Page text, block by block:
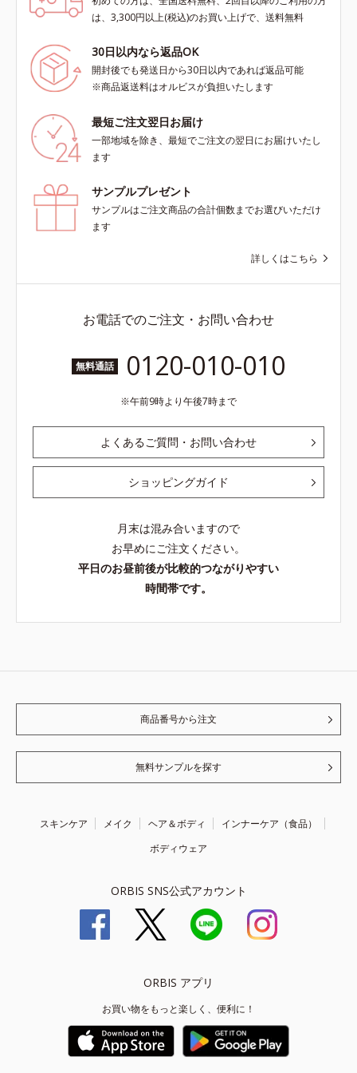
は、3,300円以上(税込)のお買い上げで、送料無料
30日以内なら返品OK
開封後でも発送日から30日以内であれば返品可能
※商品返送料はオルビスが負担いたします
最短ご注文翌日お届け
一部地域を除き、最短でご注文の翌日にお届けいたし
ます
サンプルプレゼント
サンプルはご注文商品の合計個数までお選びいただけ
ます
詳しくはこちら
お電話でのご注文・お問い合わせ
無料通話 0120-010-010
午前9時より午後7時まで
よくあるご質問・お問い合わせ
ショッピングガイド
月末は混み合いますので
お早めにご注文ください。
平日のお昼前後が比較的つながりやすい
時間帯です。
商品番号から注文
無料サンプルを探す
スキンケア メイク ヘア＆ボディ
インナーケア（食品）
ボディウェア
ORBIS SNS公式アカウント
ORBIS アプリ
お買い物をもっと楽しく、便利に！